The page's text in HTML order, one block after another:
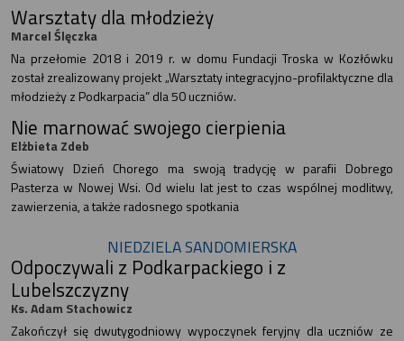
Warsztaty dla młodzieży
Marcel Ślęczka
Na przełomie 2018 i 2019 r. w domu Fundacji Troska w Kozłówku
został zrealizowany projekt „Warsztaty integracyjno-profilaktyczne dla
młodzieży z Podkarpacia” dla 50 uczniów.
Nie marnować swojego cierpienia
Elżbieta Zdeb
Światowy Dzień Chorego ma swoją tradycję w parafii Dobrego
Pasterza w Nowej Wsi. Od wielu lat jest to czas wspólnej modlitwy,
zawierzenia, a także radosnego spotkania
NIEDZIELA SANDOMIERSKA
Odpoczywali z Podkarpackiego i z
Lubelszczyzny
Ks. Adam Stachowicz
Zakończył się dwutygodniowy wypoczynek feryjny dla uczniów ze